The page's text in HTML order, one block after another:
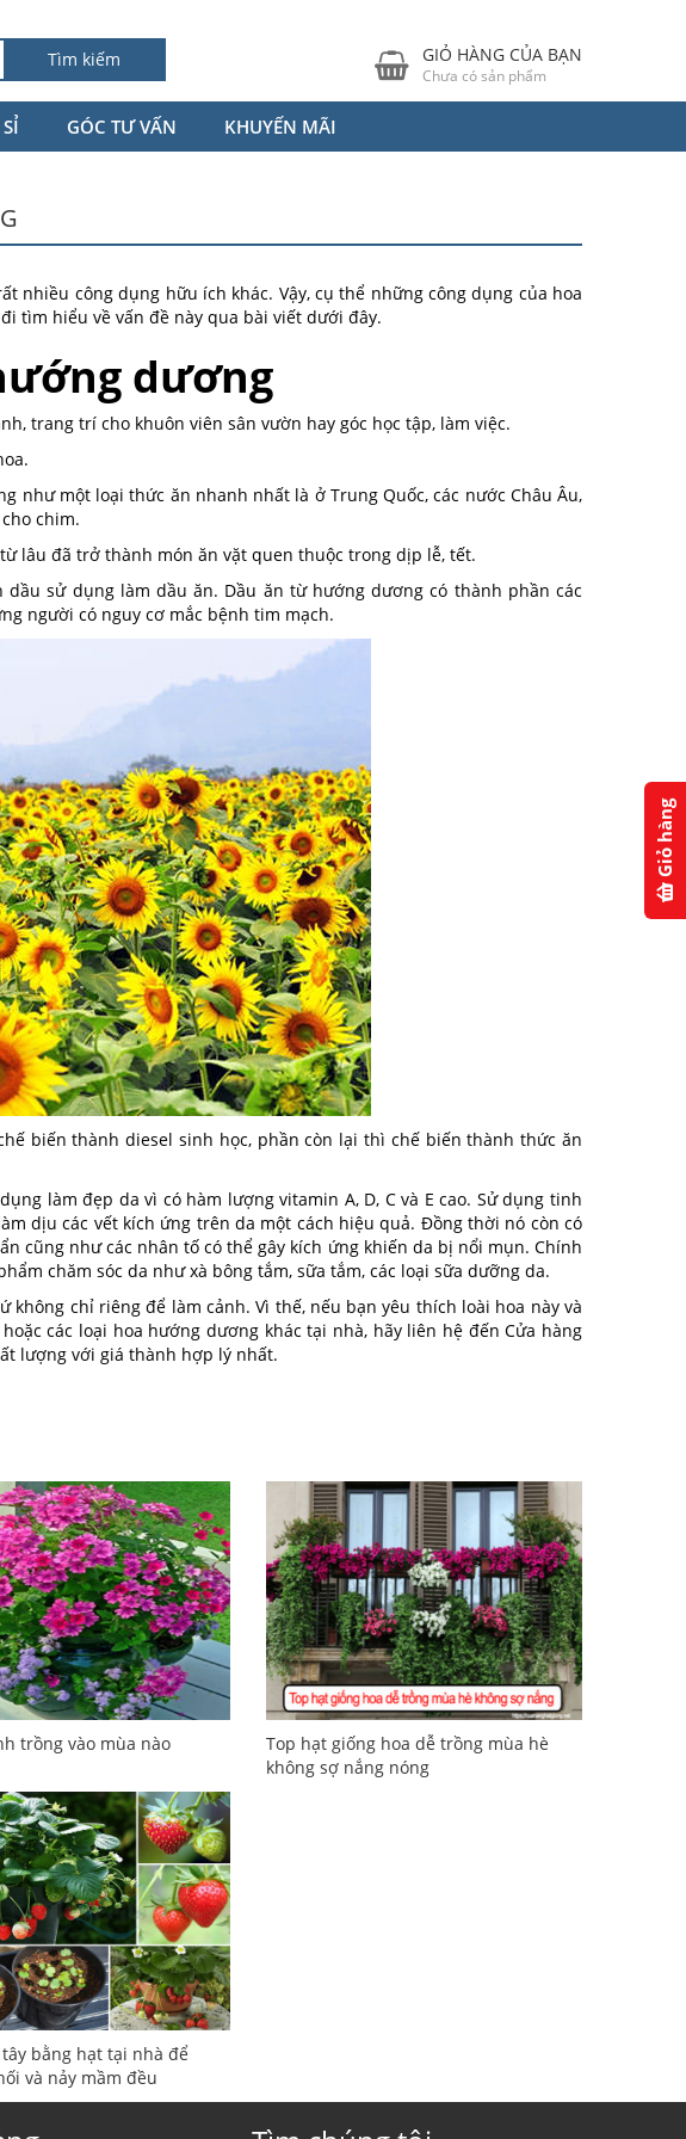
Tìm kiếm GIỎ HÀNG CỦA BẠN
Chưa có sản phẩm
GÓC TƯ VẤN KHUYẾN MÃI
nhiều công dụng hữu ích khác. Vậy, cụ thể những công dụng của hoa
tìm hiểu về vấn đề này qua bài viết dưới đây.
dương
trang trí cho khuôn viên sân vườn hay góc học tập, làm việc.
như một loại thức ăn nhanh nhất là ở Trung Quốc, các nước Châu Âu,
chim.
lâu đã trở thành món ăn vặt quen thuộc trong dịp lễ, tết.
sử dụng làm dầu ăn. Dầu ăn từ hướng dương có thành phần các
người có nguy cơ mắc bệnh tim mạch.
biến thành diesel sinh học, phần còn lại thì chế biến thành thức ăn
làm đẹp da vì có hàm lượng vitamin A, D, C và E cao. Sử dụng tinh
dịu các vết kích ứng trên da một cách hiệu quả. Đồng thời nó còn có
cũng như các nhân tố có thể gây kích ứng khiến da bị nổi mụn. Chính
chăm sóc da như xà bông tắm, sữa tắm, các loại sữa dưỡng da.
chỉ riêng để làm cảnh. Vì thế, nếu bạn yêu thích loài hoa này và
hoặc các loại hoa hướng dương khác tại nhà, hãy liên hệ đến Cửa hàng
lượng với giá thành hợp lý nhất.
trồng vào mùa nào
Top hạt giống hoa dễ trồng mùa hè
không sợ nắng nóng
bằng hạt tại nhà để
và nảy mầm đều
Giỏ hàng